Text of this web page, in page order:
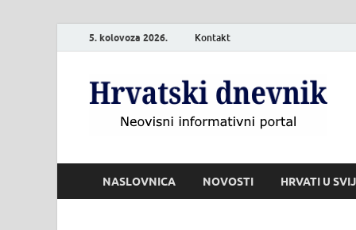
5. kolovoza 2026. Kontakt
NASLOVNICA NOVOSTI HRVATI U